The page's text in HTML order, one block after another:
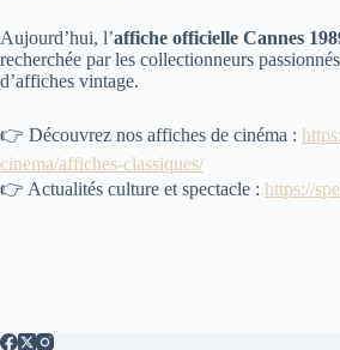
Aujourd’hui, l’affiche officielle Cannes
recherchée par les collectionneurs
d’affiches vintage.
👉 Découvrez nos affiches de cinéma :
cinema/affiches-classiques/
👉 Actualités culture et spectacle : https://